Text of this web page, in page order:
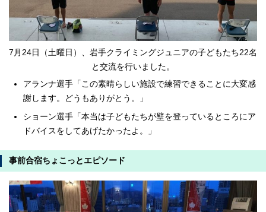
7月24日（土曜日）、岩手クライミングジュニアの子どもたち22名
と交流を行いました。
アランナ選手「この素晴らしい施設で練習できることに大変感
謝します。どうもありがとう。」
ショーン選手「本当は子どもたちが壁を登っているところにア
ドバイスをしてあげたかったよ。」
事前合宿ちょこっとエピソード